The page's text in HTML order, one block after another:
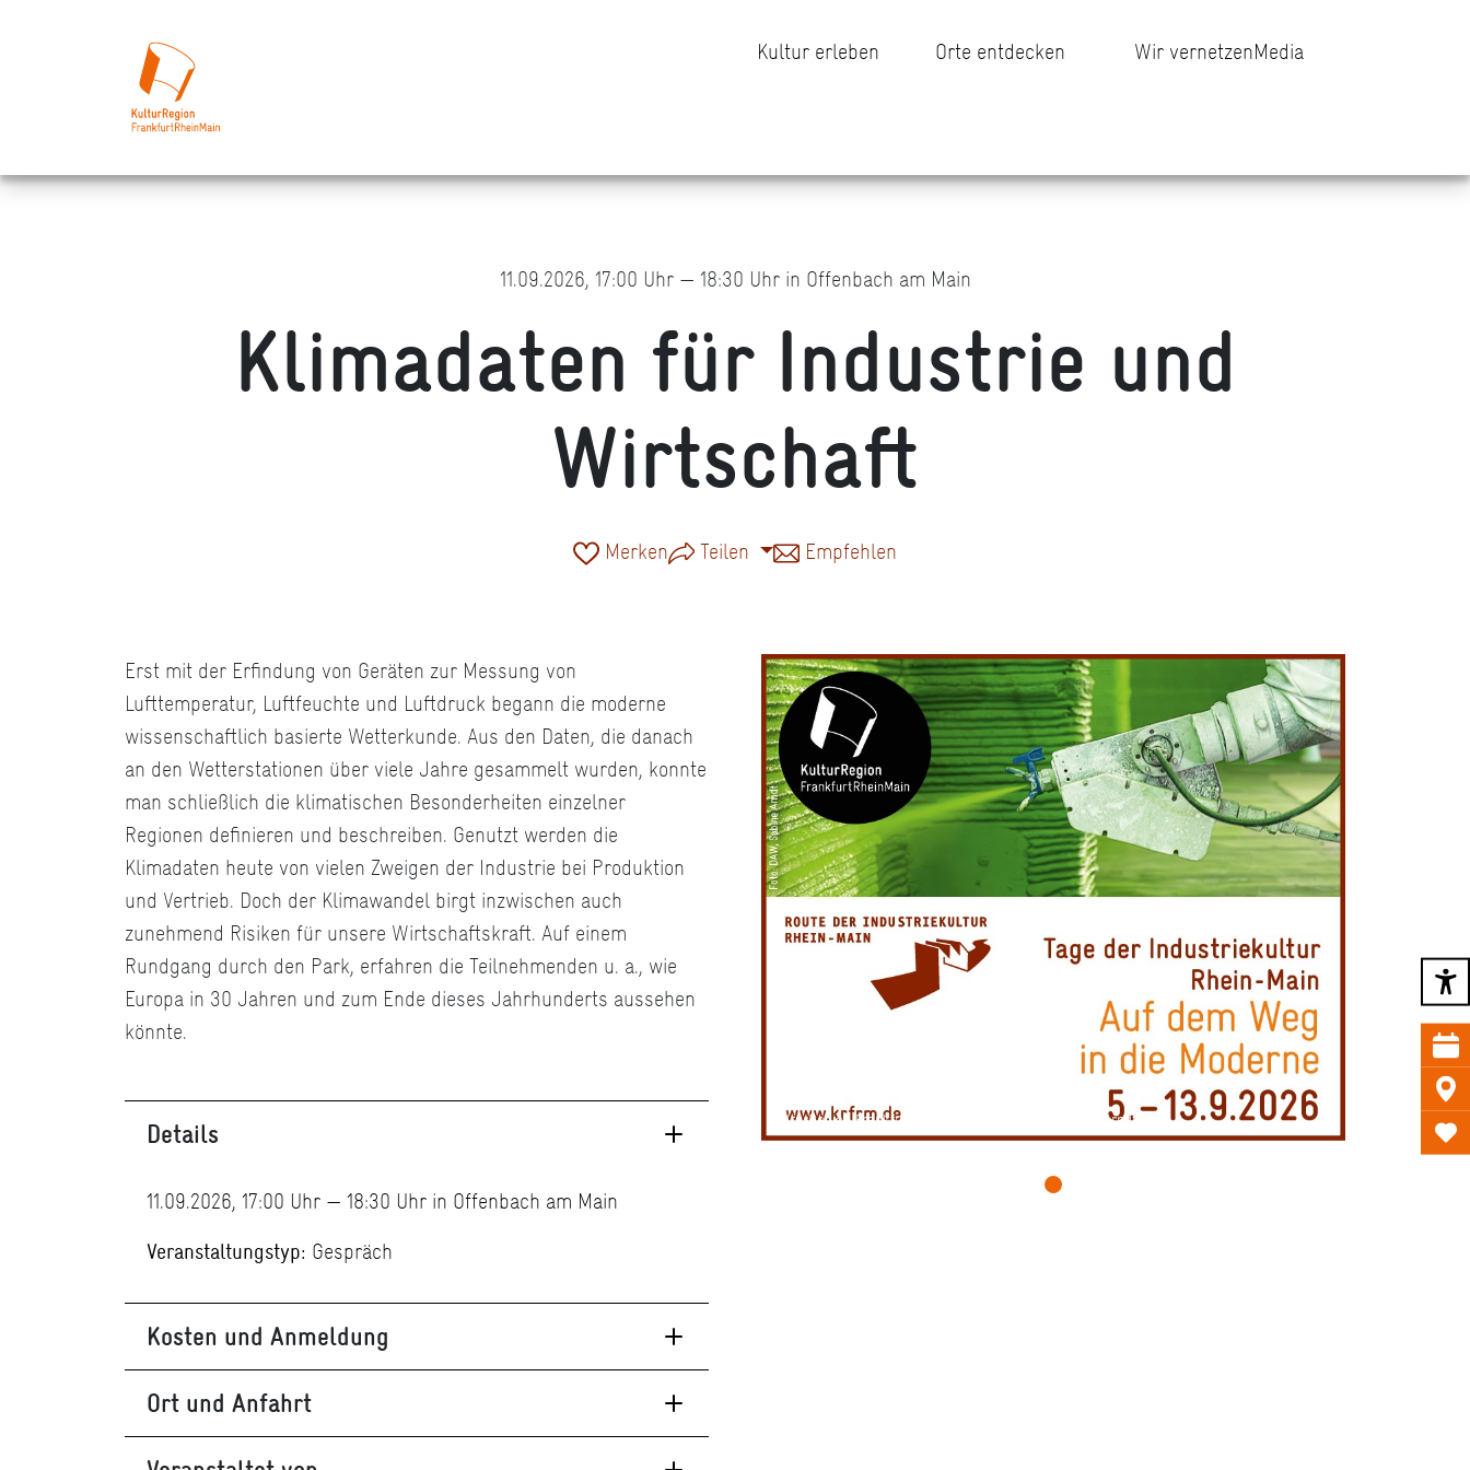
Kultur erleben Orte entdecken Wir vernetzenMedia
11.09.2026, 17:00 Uhr — 18:30 Uhr in Offenbach am Main
Klimadaten für Industrie und
Wirtschaft
Merken Teilen Empfehlen
Erst mit der Erfindung von Geräten zur Messung von
Lufttemperatur, Luftfeuchte und Luftdruck begann die moderne
wissenschaftlich basierte Wetterkunde. Aus den Daten, die danach
an den Wetterstationen über viele Jahre gesammelt wurden, konnte
man schließlich die klimatischen Besonderheiten einzelner
Regionen definieren und beschreiben. Genutzt werden die
Klimadaten heute von vielen Zweigen der Industrie bei Produktion
und Vertrieb. Doch der Klimawandel birgt inzwischen auch
zunehmend Risiken für unsere Wirtschaftskraft. Auf einem
Rundgang durch den Park, erfahren die Teilnehmenden u. a., wie
Europa in 30 Jahren und zum Ende dieses Jahrhunderts aussehen
könnte.
Details
11.09.2026, 17:00 Uhr — 18:30 Uhr in Offenbach am Main
Veranstaltungstyp: Gespräch
Kosten und Anmeldung
Ort und Anfahrt
KulturRegion FrankfurtRheinMain, Foto: DAW, Sabine Arndt